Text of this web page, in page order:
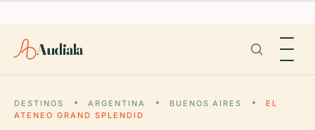
Audiala
DESTINOS ARGENTINA BUENOS AIRES
EL
ATENEO GRAND SPLENDID